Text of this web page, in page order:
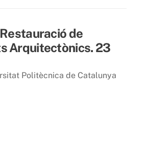
de
Arquitectònics. 23
Politècnica de Catalunya